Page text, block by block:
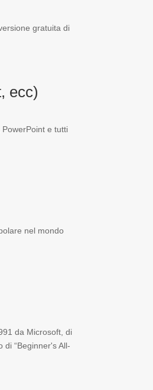
gratuita di
ecc)
e tutti
nel mondo
da Microsoft, di
di “Beginner's All-